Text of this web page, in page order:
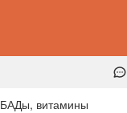
БАДы, витамины